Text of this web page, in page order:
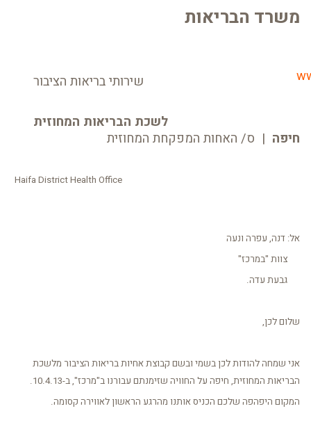
משרד הבריאות
שירותי בריאות הציבור
לשכת הבריאות המחוזית
חיפה | ס/ האחות המפקחת המחוזית
Haifa District Health Office
אל: דנה, עפרה ונעה
צוות "במרכז"
גבעת עדה.
שלום לכן,
אני שמחה להודות לכן בשמי ובשם קבוצת אחיות בריאות הציבור מלשכת
הבריאות המחוזית, חיפה על החוויה שזימנתם עבורנו ב"מרכז", ב-10.4.13.
המקום היפהפה שלכם הכניס אותנו מהרגע הראשון לאווירה קסומה.